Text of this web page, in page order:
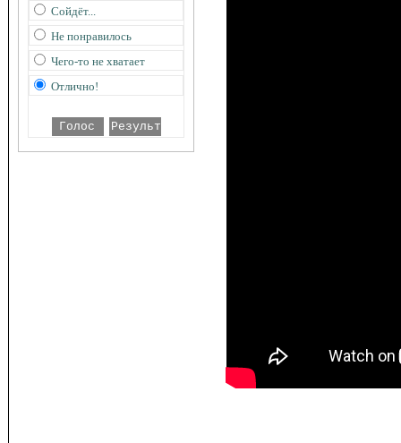
Сойдёт...
Не понравилось
Чего-то не хватает
Отлично!